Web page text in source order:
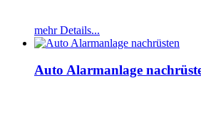
mehr Details...
Auto Alarmanlage